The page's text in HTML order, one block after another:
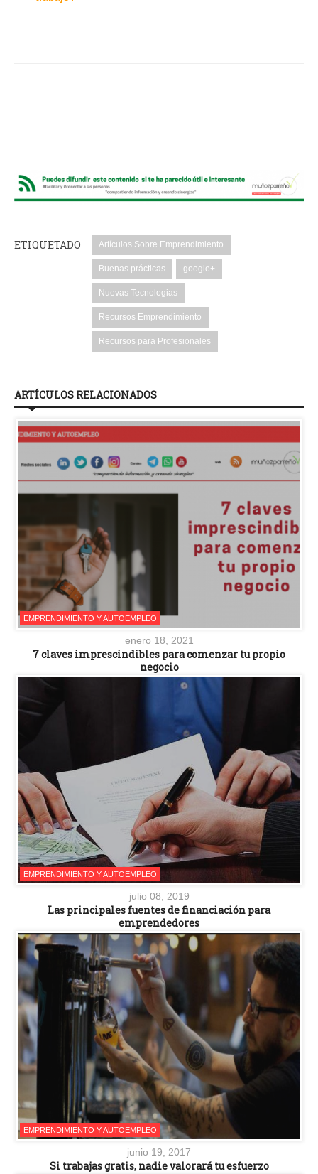
ETIQUETADO Artículos Sobre Emprendimiento
Buenas prácticas google+
Nuevas Tecnologias
Recursos Emprendimiento
Recursos para Profesionales
ARTÍCULOS RELACIONADOS
EMPRENDIMIENTO Y AUTOEMPLEO
enero 18, 2021
7 claves imprescindibles para comenzar tu propio
negocio
EMPRENDIMIENTO Y AUTOEMPLEO
julio 08, 2019
Las principales fuentes de financiación para
emprendedores
EMPRENDIMIENTO Y AUTOEMPLEO
junio 19, 2017
Si trabajas gratis, nadie valorará tu esfuerzo